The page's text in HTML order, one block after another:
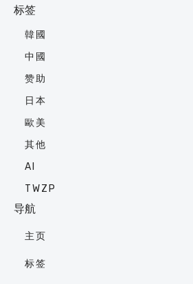
标签
韓國
中國
赞助
日本
歐美
其他
AI
TWZP
导航
主页
标签